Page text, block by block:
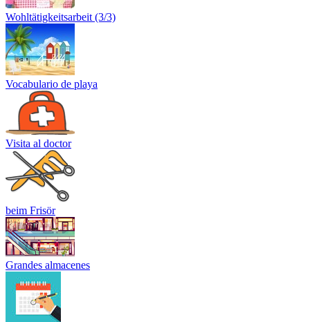
Wohltätigkeitsarbeit (3/3)
Vocabulario de playa
Visita al doctor
beim Frisör
Grandes almacenes